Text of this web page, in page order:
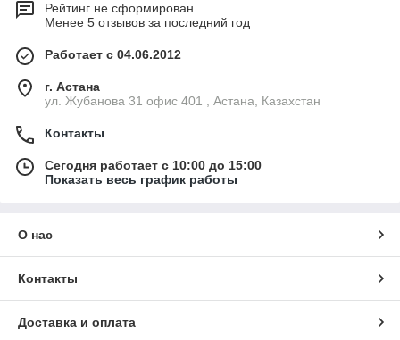
Рейтинг не сформирован
Менее 5 отзывов за последний год
Работает с 04.06.2012
г. Астана
ул. Жубанова 31 офис 401 , Астана, Казахстан
Контакты
Сегодня работает с 10:00 до 15:00
Показать весь график работы
О нас
Контакты
Доставка и оплата